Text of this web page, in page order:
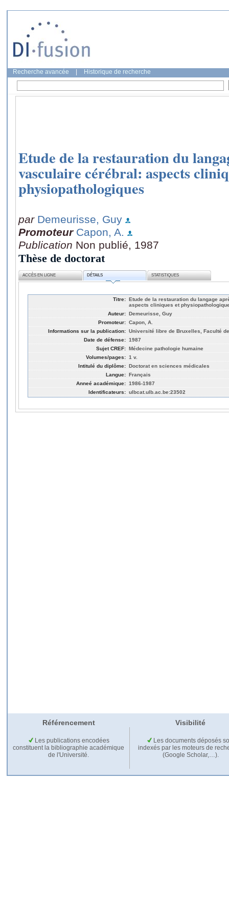
Recherche avancée Historique de recherche
Etude de la restauration du
vasculaire cérébral: aspects
physiopathologiques
par Demeurisse, Guy
Promoteur Capon, A.
Publication Non publié, 1987
Thèse de doctorat
ACCÈS EN LIGNE DÉTAILS STATISTIQUES
Titre: Etude de la restauration du langage
aspects cliniques et
Auteur: Demeurisse, Guy
Promoteur: Capon, A.
Informations sur la publication: Université libre de Bruxelles, Faculté
Date de défense: 1987
Sujet CREF: Médecine pathologie humaine
Volumes/pages: 1 v.
Intitulé du diplôme: Doctorat en sciences médicales
Langue: Français
Anneé académique: 1986-1987
Identificateurs: ulbcat.ulb.ac.be:23502
Référencement Visibilité
Les publications encodées
constituent la bibliographie académique
de l'Université.
Les documents déposés
indexés par les moteurs de
(Google Scholar,…).